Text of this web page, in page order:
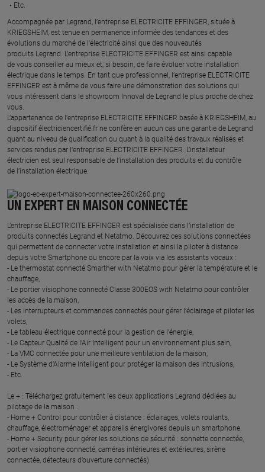
Etc.​
​Accompagnée par Legrand, l’entreprise ELECTRICITE EFFINGER, située à
KRIEGSHEIM, est tenue en permanence informée des tendances et des
évolutions du marché de l'électricité ainsi que des nouveautés
produits Legrand. L’entreprise ELECTRICITE EFFINGER est ainsi capable
de vous conseiller au mieux et, si besoin, de faire évoluer votre installation
électrique dans le temps. En tant que professionnel, l’entreprise ELECTRICITE
EFFINGER est à même de vous faire une démonstration des solutions qui
vous intéressent dans le showroom Innoval de Legrand le plus proche de chez
vous.​
L’appartenance de l’entreprise ELECTRICITE EFFINGER basée à KRIEGSHEIM, au
dispositif électriciencertifié.fr ne confère en aucun cas une garantie de Legrand
quant au niveau de qualification ou quant à la qualité des travaux réalisés et
services rendus par l’entreprise ELECTRICITE EFFINGER. L’installateur
électricien est seul responsable de l’installation des produits et du contrôle
de l’installation électrique.
UN EXPERT EN MAISON CONNECTÉE
L’entreprise ELECTRICITE EFFINGER est spécialisée dans l’installation de
produits connectés Legrand et Netatmo. Découvrez ces solutions connectées
qui permettent de connecter votre installation et ainsi la piloter à distance
depuis votre Smartphone ou encore par la voix via les assistants vocaux :
- Le thermostat connecté Smarther with Netatmo pour gérer la température et le
chauffage,
- Le portier visiophone connecté Classe 300EOS with Netatmo pour contrôler
les accès de la maison,
- Les interrupteurs et commandes connectés pour gérer l’éclairage et piloter les
volets,
- Le tableau électrique connecté pour la gestion de l’énergie,
- Le Capteur Qualité de l’Air Intelligent pour un environnement plus sain,
- La VMC connectée pour une meilleure ventilation de la maison,
- Le Système d’Alarme Intelligent pour protéger la maison des intrusions,
- Etc.
Le + : Téléchargez gratuitement les deux applications Legrand dédiées au
pilotage de la maison :
- Home + Control pour contrôler à distance : éclairages, volets roulants,
chauffage, électroménager et appareils énergivores depuis un smartphone.
- Home + Security pour gérer les solutions de sécurité : sonnette connectée,
portier visiophone connecté, caméras intérieures et extérieures, sirène
connectée, détecteurs d’ouverture connectés)